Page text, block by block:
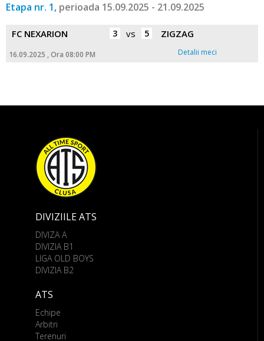
Etapa nr. 1, perioada 15.09.2025 - 21.09.2025
FC NEXARION 3 vs 5 ZIGZAG
16.09.2025 , Ora 08:00 PM Detalii meci
DIVIZIILE ATS
DIVIZA A
DIVIZIA B1
LIGA OLD BOYS
DIVIZIA B2
ATS
Echipe
Arbitri
Terenuri